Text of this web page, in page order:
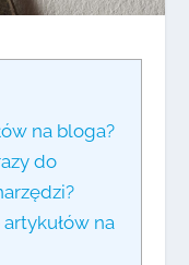
na bloga?
do
na